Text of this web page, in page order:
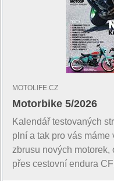
MOTOLIFE.CZ
Motorbike 5/2026
Kalendář testovaných
plní a tak pro vás máme
zbrusu nových
přes cestovní endura